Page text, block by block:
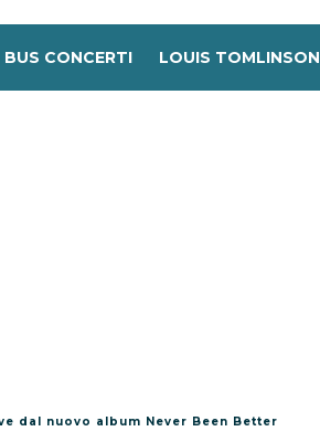
BUS CONCERTI LOUIS TOMLINSON
dal nuovo album Never Been Better